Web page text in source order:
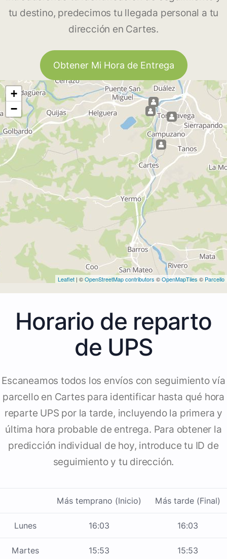
tu destino, predecimos tu llegada personal a tu
dirección en Cartes.
Obtener Mi Hora de Entrega
+
−
Leaflet | ©OpenStreetMap contributors ©OpenMapTiles © Parcello
Horario de reparto
de UPS
Escaneamos todos los envíos con seguimiento vía
parcello en Cartes para identificar hasta qué hora
reparte UPS por la tarde, incluyendo la primera y
última hora probable de entrega. Para obtener la
predicción individual de hoy, introduce tu ID de
seguimiento y tu dirección.
Más temprano (Inicio) Más tarde (Final)
Lunes 16:03 16:03
Martes 15:53 15:53